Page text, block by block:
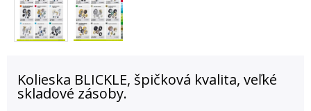
Kolieska BLICKLE, špičková kvalita, veľké
skladové zásoby.